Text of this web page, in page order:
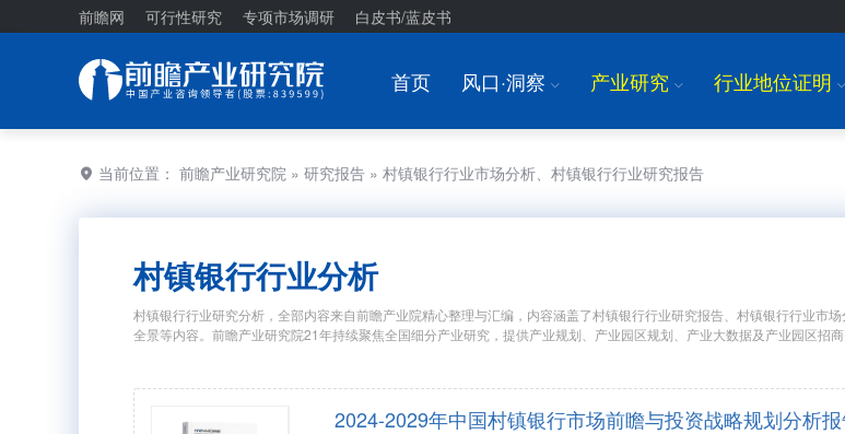
前瞻网 可行性研究 专项市场调研 白皮书/蓝皮书
首页 风口·洞察 I 产业研究 I 行业地位证明 I
当前位置： 前瞻产业研究院 » 研究报告 » 村镇银行行业市场分析、村镇银行行业研究报告
村镇银行行业分析
村镇银行行业研究分析，全部内容来自前瞻产业院精心整理与汇编，内容涵盖了村镇银行行业研究报告、村镇银行行业市
全景等内容。前瞻产业研究院21年持续聚焦全国细分产业研究，提供产业规划、产业园区规划、产业大数据及产业园区招
2024-2029年中国村镇银行市场前瞻与投资战略规划分析